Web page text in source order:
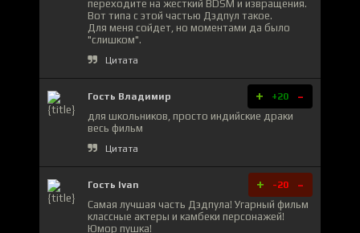
переходите на жесткий BDSM и извращения.
Вот типа с этой частью Дэдпул такое.
Для меня сойдет, но моментами да было
"слишком".
Цитата
Гость Владимир + +20 -
для школьников, просто индийские драки
весь фильм
Цитата
Гость Ivan + -20 -
Самая лучшая часть Дэдпула! Угарный фильм
классные актеры и камбеки персонажей!
Юмор пушка!